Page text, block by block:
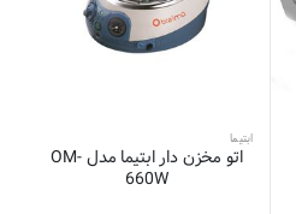
ابتیما
اتو مخزن دار ابتیما مدل OM-
660W